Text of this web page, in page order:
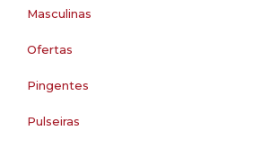
Masculinas
Ofertas
Pingentes
Pulseiras